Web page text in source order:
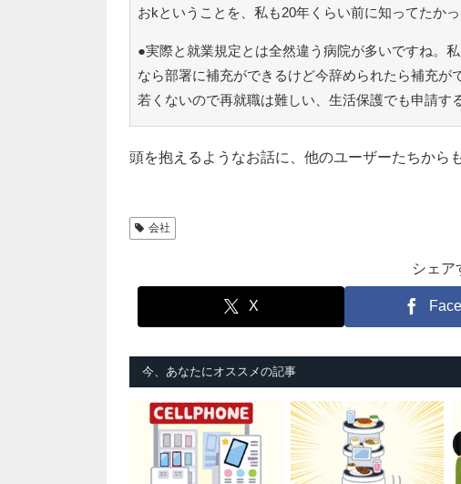
おkということを、私も20年くらい前に知ってたか
●実際と就業規定とは全然違う病院が多いですね。
なら部署に補充ができるけど今辞められたら補充
若くないので再就職は難しい、生活保護でも申請
頭を抱えるようなお話に、他のユーザーたちから
会社
シェア
X
今、あなたにオススメの記事